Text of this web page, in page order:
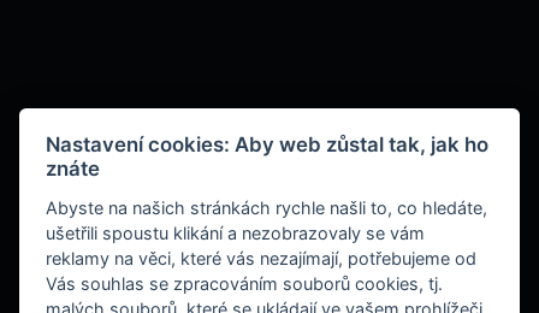
Nastavení cookies: Aby web zůstal tak, jak ho
znáte
Abyste na našich stránkách rychle našli to, co hledáte,
ušetřili spoustu klikání a nezobrazovaly se vám
reklamy na věci, které vás nezajímají, potřebujeme od
Vás souhlas se zpracováním souborů cookies, tj.
malých souborů, které se ukládají ve vašem prohlížeči.